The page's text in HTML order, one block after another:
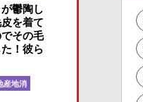
鬱陶し
を着て
その毛
！彼ら
産地消